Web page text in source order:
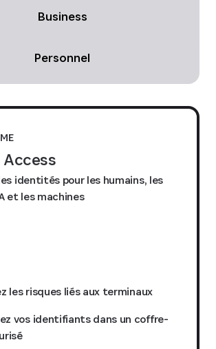
Business
Personnel
identités pour les humains, les
et les machines
les risques liés aux terminaux
vos identifiants dans un coffre-